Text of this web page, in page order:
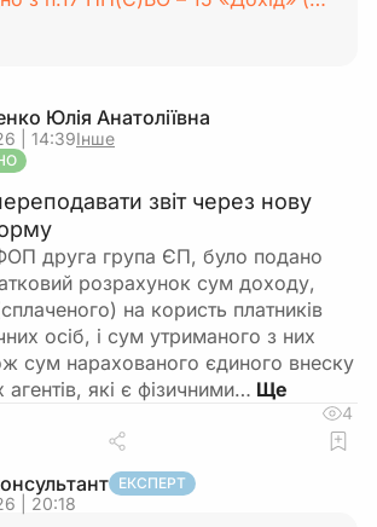
Юлія Анатоліївна
| 14:39Інше
звіт через нову
друга група ЄП, було подано
розрахунок сум доходу,
на користь платників
осіб, і сум утриманого з них
сум нарахованого єдиного внеску
які є фізичними…
4
ЕКСПЕРТ
| 20:18